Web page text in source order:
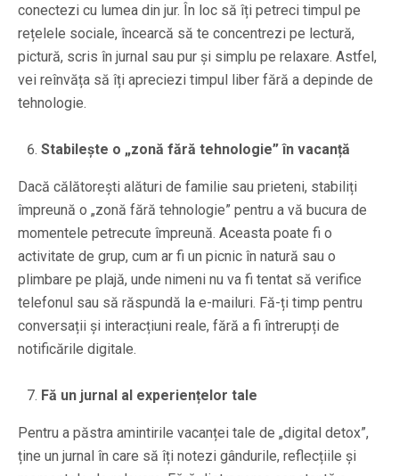
conectezi cu lumea din jur. În loc să îți petreci timpul pe
rețelele sociale, încearcă să te concentrezi pe lectură,
pictură, scris în jurnal sau pur și simplu pe relaxare. Astfel,
vei reînvăța să îți apreciezi timpul liber fără a depinde de
tehnologie.
Stabilește o „zonă fără tehnologie” în vacanță
Dacă călătorești alături de familie sau prieteni, stabiliți
împreună o „zonă fără tehnologie” pentru a vă bucura de
momentele petrecute împreună. Aceasta poate fi o
activitate de grup, cum ar fi un picnic în natură sau o
plimbare pe plajă, unde nimeni nu va fi tentat să verifice
telefonul sau să răspundă la e-mailuri. Fă-ți timp pentru
conversații și interacțiuni reale, fără a fi întrerupți de
notificările digitale.
Fă un jurnal al experiențelor tale
Pentru a păstra amintirile vacanței tale de „digital detox”,
ține un jurnal în care să îți notezi gândurile, reflecțiile și